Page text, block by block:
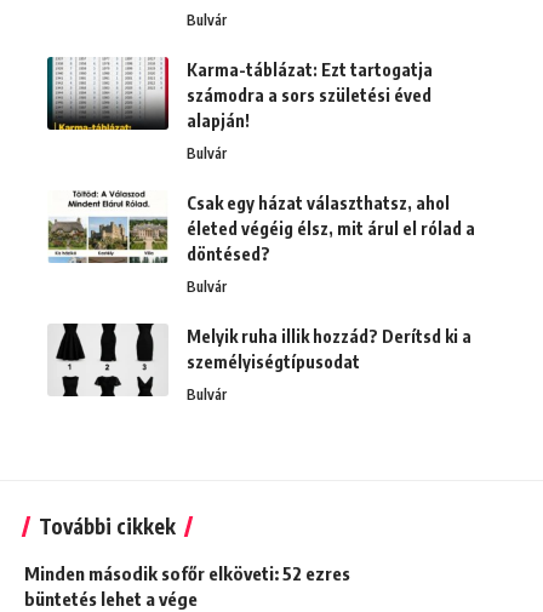
Bulvár
Karma-táblázat: Ezt tartogatja
számodra a sors születési éved
alapján!
Bulvár
Csak egy házat választhatsz, ahol
életed végéig élsz, mit árul el rólad a
döntésed?
Bulvár
Melyik ruha illik hozzád? Derítsd ki a
személyiségtípusodat
Bulvár
További cikkek
Minden második sofőr elköveti: 52 ezres
büntetés lehet a vége